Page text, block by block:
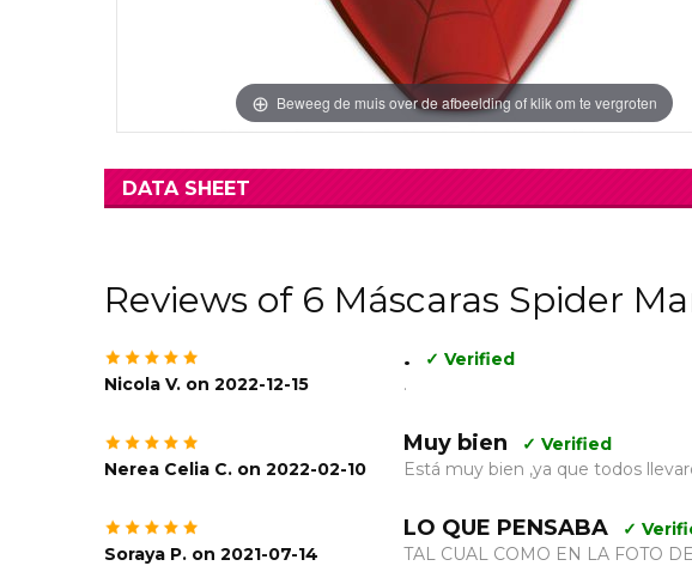
Beweeg de muis over de afbeelding of klik om te vergroten
DATA SHEET
Reviews of 6 Máscaras Spider
.
✓ Verified
Nicola V. on 2022-12-15
.
Muy bien
✓ Verified
Nerea Celia C. on 2022-02-10
Está muy bien ,ya que todos
LO QUE PENSABA
✓
Soraya P. on 2021-07-14
TAL CUAL COMO EN LA FOTO